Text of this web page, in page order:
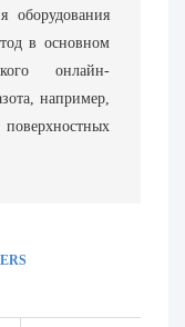
оборудования
в основном
онлайн-
например,